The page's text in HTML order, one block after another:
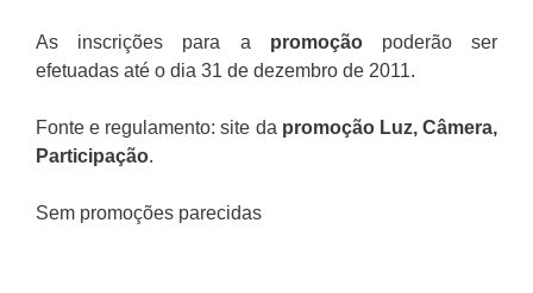
As inscrições para a promoçãopoderão ser
efetuadas até o dia 31 de dezembro de 2011.
Fonte e regulamento: site da promoção Luz, Câmera,
Participação.
Sem promoções parecidas